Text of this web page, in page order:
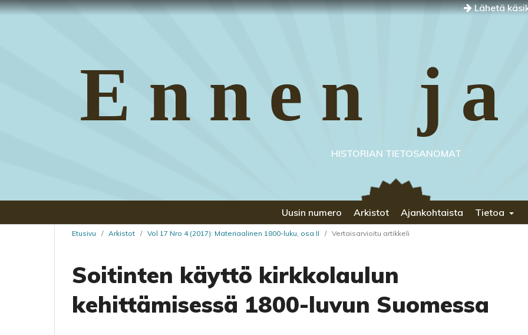
Lähetä
Ennen
HISTORIAN TIETOSANOMAT
Uusin numero Arkistot Ajankohtaista Tietoa
Etusivu / Arkistot / Vol 17 Nro 4 (2017): Materiaalinen 1800-luku, osa II / Vertaisarvioitu artikkeli
Soitinten käyttö kirkkolaulun
kehittämisessä 1800-luvun Suomessa